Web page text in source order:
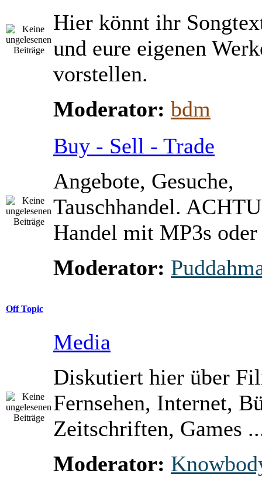
Hier könnt ihr
und eure eigenen
vorstellen.
Moderator: bdm
Buy - Sell - Trade
Angebote, Gesuche,
Tauschhandel.
Handel mit MP3s
Moderator:
Off Topic
Media
Diskutiert hier über
Fernsehen, Internet,
Zeitschriften, Games
Moderator: